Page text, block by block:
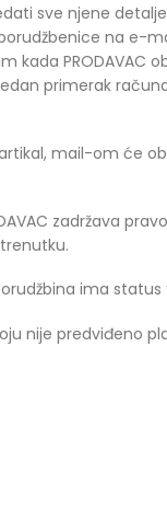
sve njene
na e-
kada
primerak
mail-om će
zadržava
ima status
nije predviđeno